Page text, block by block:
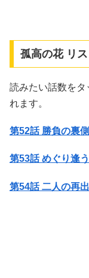
孤高の花 リス
読みたい話数をタ
れます。
第52話 勝負の裏側
第53話 めぐり逢
第54話 二人の再